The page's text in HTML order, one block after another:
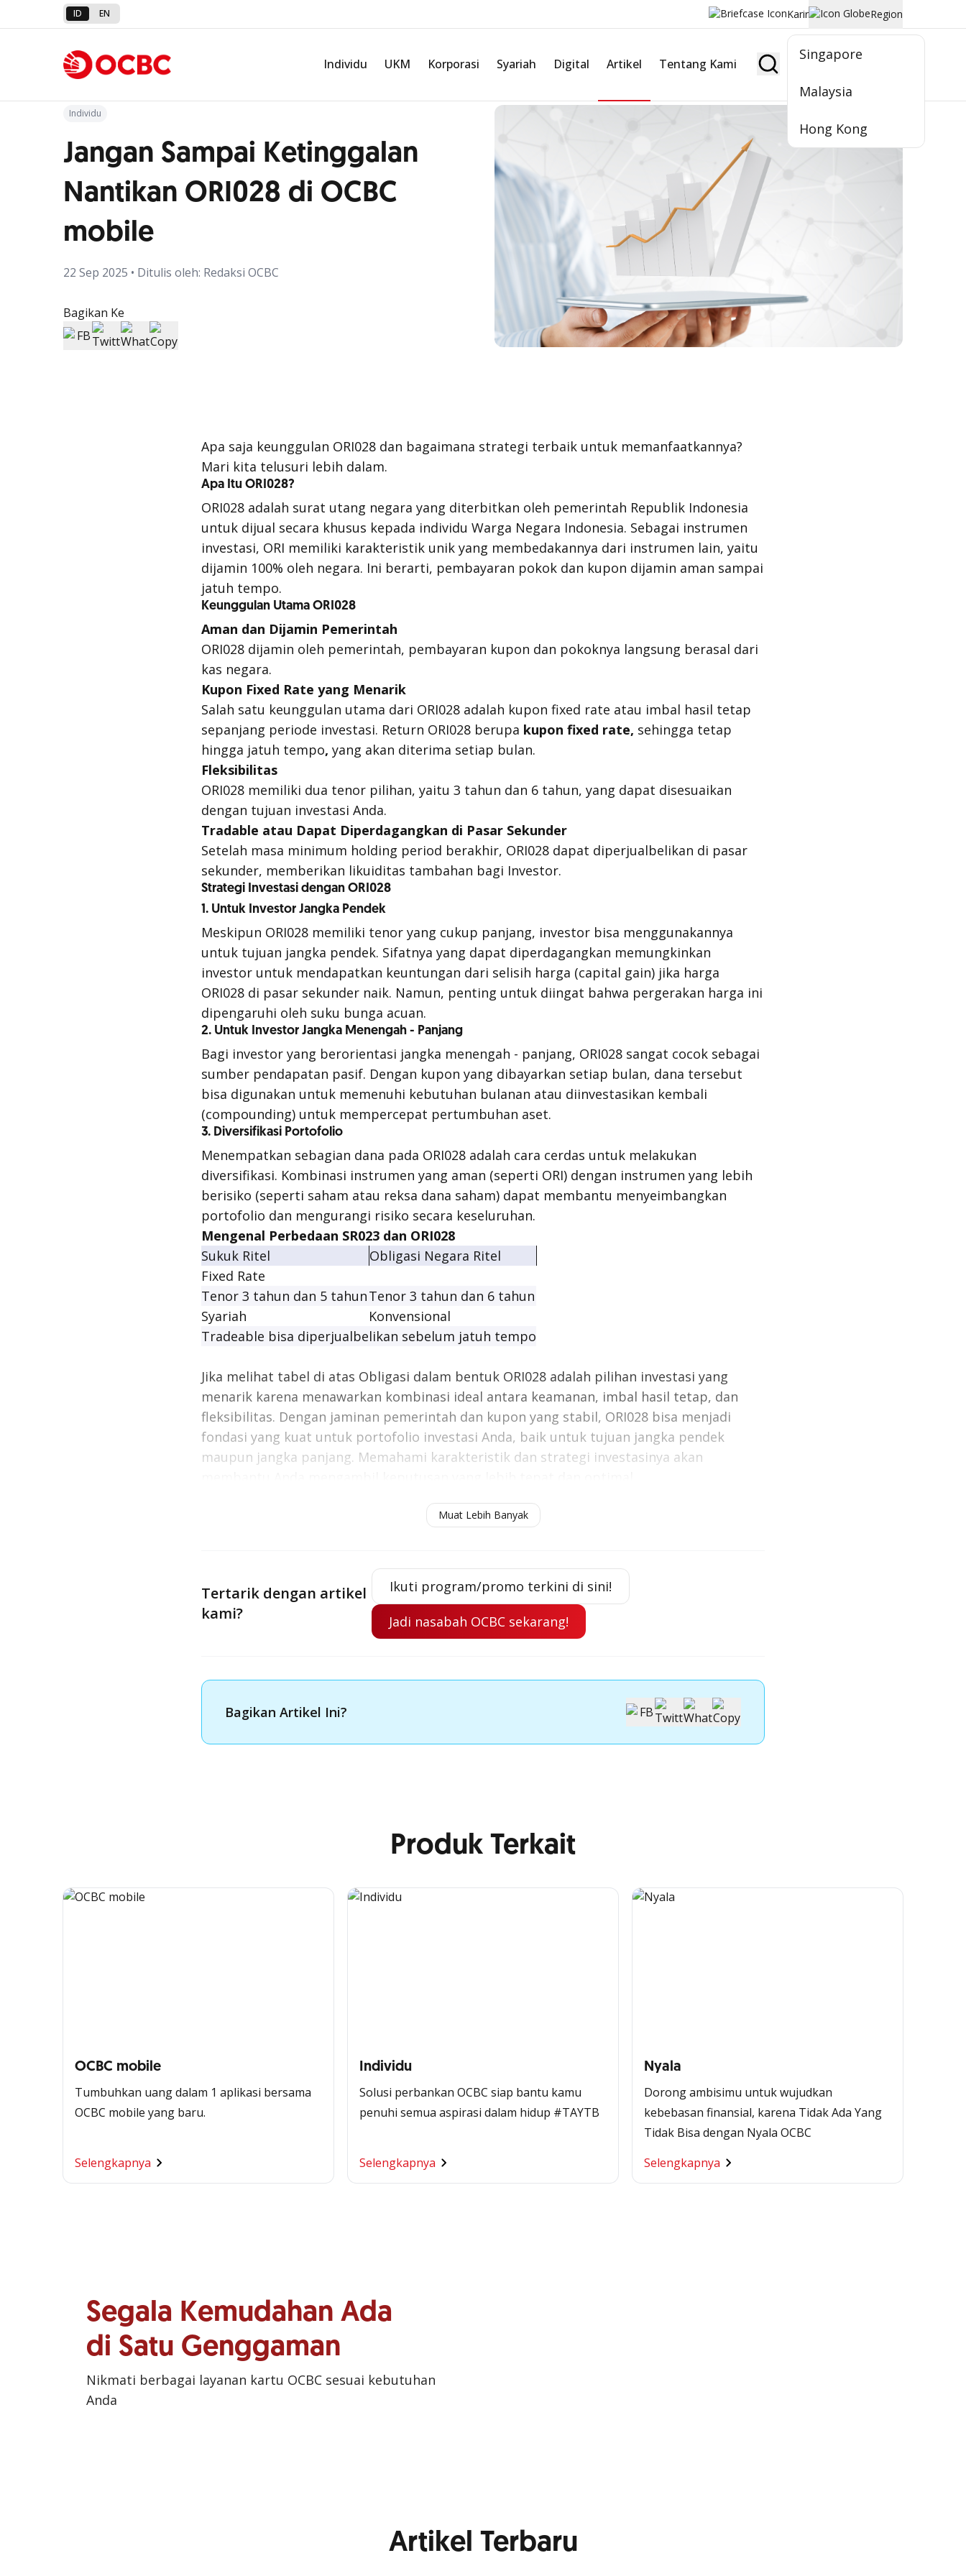
ID EN Karir Region
Singapore
Malaysia
Hong Kong
Individu UKM Korporasi Syariah Digital Artikel Tentang Kami Jadi Nasabah
Kembali ke Artikel
Individu
Jangan Sampai Ketinggalan
Nantikan ORI028 di OCBC
mobile
22 Sep 2025 • Ditulis oleh: Redaksi OCBC
Bagikan Ke
Apa saja keunggulan ORI028 dan bagaimana strategi terbaik untuk memanfaatkannya?
Mari kita telusuri lebih dalam.
Apa Itu ORI028?
ORI028 adalah surat utang negara yang diterbitkan oleh pemerintah Republik Indonesia
untuk dijual secara khusus kepada individu Warga Negara Indonesia. Sebagai instrumen
investasi, ORI memiliki karakteristik unik yang membedakannya dari instrumen lain, yaitu
dijamin 100% oleh negara. Ini berarti, pembayaran pokok dan kupon dijamin aman sampai
jatuh tempo.
Keunggulan Utama ORI028
Aman dan Dijamin Pemerintah
ORI028 dijamin oleh pemerintah, pembayaran kupon dan pokoknya langsung berasal dari
kas negara.
Kupon Fixed Rate yang Menarik
Salah satu keunggulan utama dari ORI028 adalah kupon fixed rate atau imbal hasil tetap
sepanjang periode investasi. Return ORI028 berupa kupon fixed rate, sehingga tetap
hingga jatuh tempo, yang akan diterima setiap bulan.
Fleksibilitas
ORI028 memiliki dua tenor pilihan, yaitu 3 tahun dan 6 tahun, yang dapat disesuaikan
dengan tujuan investasi Anda.
Tradable atau Dapat Diperdagangkan di Pasar Sekunder
Setelah masa minimum holding period berakhir, ORI028 dapat diperjualbelikan di pasar
sekunder, memberikan likuiditas tambahan bagi Investor.
Strategi Investasi dengan ORI028
1. Untuk Investor Jangka Pendek
Meskipun ORI028 memiliki tenor yang cukup panjang, investor bisa menggunakannya
untuk tujuan jangka pendek. Sifatnya yang dapat diperdagangkan memungkinkan
investor untuk mendapatkan keuntungan dari selisih harga (capital gain) jika harga
ORI028 di pasar sekunder naik. Namun, penting untuk diingat bahwa pergerakan harga ini
dipengaruhi oleh suku bunga acuan.
2. Untuk Investor Jangka Menengah - Panjang
Bagi investor yang berorientasi jangka menengah - panjang, ORI028 sangat cocok sebagai
sumber pendapatan pasif. Dengan kupon yang dibayarkan setiap bulan, dana tersebut
bisa digunakan untuk memenuhi kebutuhan bulanan atau diinvestasikan kembali
(compounding) untuk mempercepat pertumbuhan aset.
3. Diversifikasi Portofolio
Menempatkan sebagian dana pada ORI028 adalah cara cerdas untuk melakukan
diversifikasi. Kombinasi instrumen yang aman (seperti ORI) dengan instrumen yang lebih
berisiko (seperti saham atau reksa dana saham) dapat membantu menyeimbangkan
portofolio dan mengurangi risiko secara keseluruhan.
Mengenal Perbedaan SR023 dan ORI028
Sukuk Ritel
Obligasi Negara Ritel
Fixed Rate
Tenor 3 tahun dan 5 tahunTenor 3 tahun dan 6 tahun
Syariah
Konvensional
Tradeable bisa diperjualbelikan sebelum jatuh tempo
Jika melihat tabel di atas Obligasi dalam bentuk ORI028 adalah pilihan investasi yang
menarik karena menawarkan kombinasi ideal antara keamanan, imbal hasil tetap, dan
fleksibilitas. Dengan jaminan pemerintah dan kupon yang stabil, ORI028 bisa menjadi
fondasi yang kuat untuk portofolio investasi Anda, baik untuk tujuan jangka pendek
maupun jangka panjang. Memahami karakteristik dan strategi investasinya akan
Muat Lebih Banyak
Tertarik dengan artikel
kami?
Ikuti program/promo terkini di sini!
Jadi nasabah OCBC sekarang!
Bagikan Artikel Ini?
Produk Terkait
OCBC mobile
Tumbuhkan uang dalam 1 aplikasi bersama
OCBC mobile yang baru.
Selengkapnya
Individu
Solusi perbankan OCBC siap bantu kamu
penuhi semua aspirasi dalam hidup #TAYTB
Selengkapnya
Nyala
Dorong ambisimu untuk wujudkan
kebebasan finansial, karena Tidak Ada Yang
Tidak Bisa dengan Nyala OCBC
Selengkapnya
Segala Kemudahan Ada
di Satu Genggaman
Nikmati berbagai layanan kartu OCBC sesuai kebutuhan
Anda
Artikel Terbaru